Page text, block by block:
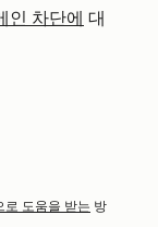
인 차단에 대
도움을 받는 방